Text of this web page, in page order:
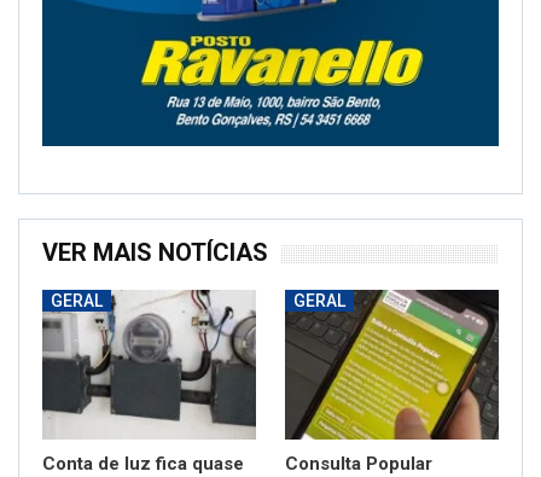
VER MAIS NOTÍCIAS
GERAL
Conta de luz fica quase
GERAL
Consulta Popular